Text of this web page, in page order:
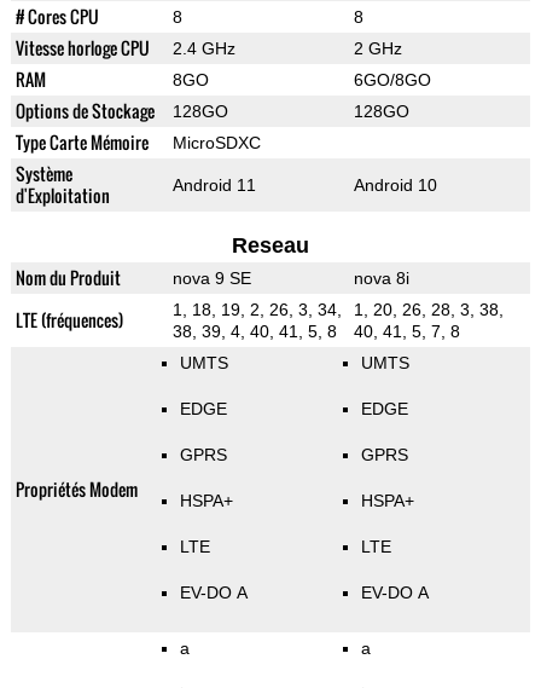
# Cores CPU 8 8
Vitesse horloge CPU 2.4 GHz 2 GHz
RAM 8GO 6GO/8GO
Options de Stockage 128GO 128GO
Type Carte Mémoire MicroSDXC
Système
d'Exploitation
Android 11 Android 10
Reseau
Nom du Produit nova 9 SE nova 8i
LTE (fréquences)
1, 18, 19, 2, 26, 3, 34,
38, 39, 4, 40, 41, 5, 8
1, 20, 26, 28, 3, 38,
40, 41, 5, 7, 8
Propriétés Modem
UMTS
EDGE
GPRS
HSPA+
LTE
EV-DO A
UMTS
EDGE
GPRS
HSPA+
LTE
EV-DO A
a a